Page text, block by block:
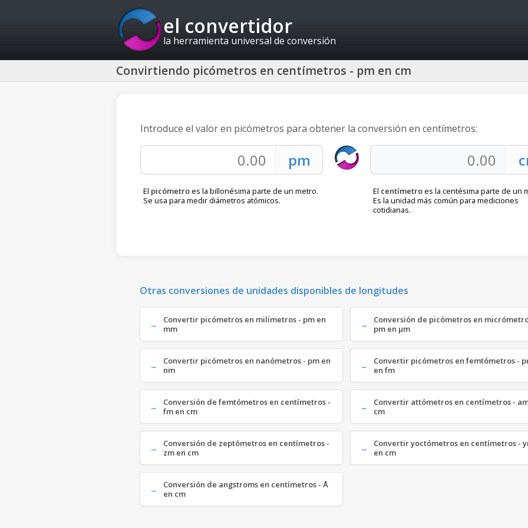
el convertidor
la herramienta universal de conversión
Convirtiendo picómetros en centímetros - pm en cm
Introduce el valor en picómetros para obtener la conversión en centímetros:
El picómetroes la billonésima parte de un metro.
Se usa para medir diámetros atómicos.
El centímetroes la centésima parte de un
Es la unidad más común para mediciones
cotidianas.
Otras conversiones de unidades disponibles de longitudes
Convertir picómetros en milímetros - pm en
mm
Conversión de picómetros en
pm en µm
Convertir picómetros en nanómetros - pm en
nm
Convertir picómetros en femtómetros -
en fm
Conversión de femtómetros en centímetros -
fm en cm
Convertir attómetros en centímetros -
cm
Conversión de zeptómetros en centímetros -
zm en cm
Convertir yoctómetros en centímetros -
en cm
Conversión de angstroms en centímetros - Å
en cm